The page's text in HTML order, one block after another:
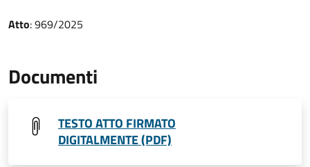
Atto: 969/2025
Documenti
TESTO ATTO FIRMATO
DIGITALMENTE (PDF)